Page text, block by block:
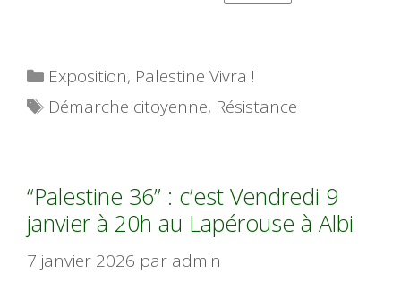
Catégories
Exposition, Palestine Vivra !
Étiquettes
Démarche citoyenne, Résistance
“Palestine 36” : c’est Vendredi 9
janvier à 20h au Lapérouse à Albi
7 janvier 2026 par admin